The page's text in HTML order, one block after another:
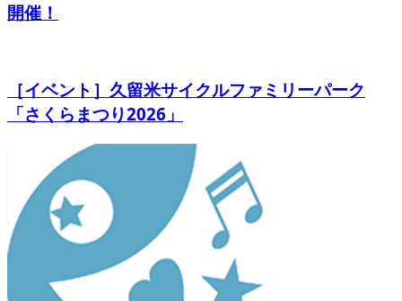
開催！
［イベント］久留米サイクルファミリーパーク
「さくらまつり2026」